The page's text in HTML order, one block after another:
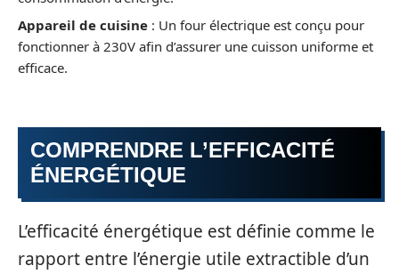
Appareil de cuisine : Un four électrique est conçu pour
fonctionner à 230V afin d’assurer une cuisson uniforme et
efficace.
COMPRENDRE L’EFFICACITÉ
ÉNERGÉTIQUE
L’efficacité énergétique est définie comme le
rapport entre l’énergie utile extractible d’un